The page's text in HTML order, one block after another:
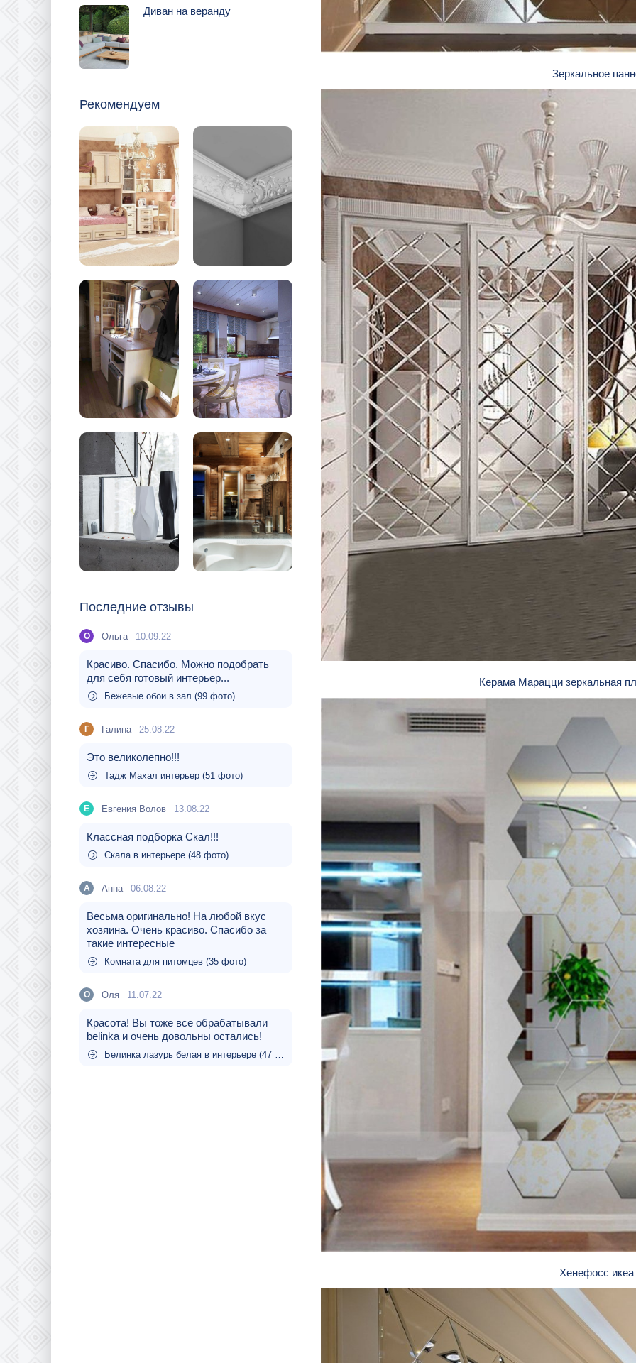
Диван на веранду
Рекомендуем
Последние отзывы
О Ольга 10.09.22
Красиво. Спасибо. Можно подобрать
для себя готовый интерьер...
Бежевые обои в зал (99 фото)
Г Галина 25.08.22
Это великолепно!!!
Тадж Махал интерьер (51 фото)
Е Евгения Волов 13.08.22
Классная подборка Скал!!!
Скала в интерьере (48 фото)
A Aнна 06.08.22
Весьма оригинально! На любой вкус
хозяина. Очень красиво. Спасибо за
такие интересные
Комната для питомцев (35 фото)
О Оля 11.07.22
Красота! Вы тоже все обрабатывали
belinka и очень довольны остались!
Белинка лазурь белая в интерьере (47 фото)
Зеркальное
Керама Марацци зеркальная
Хенефосс икеа